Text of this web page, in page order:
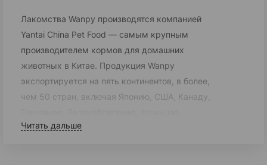
Лакомства Wanpy производятся компанией
Yantai China Pet Food — самым крупным
производителем кормов для домашних
животных в Китае. Продукция Wanpy
экспортируется на пять континентов, в более,
чем 50 стран, включая Японию, США, Канаду,
Австралию, Россию, Корею. Компания имеет 14
Читать дальше